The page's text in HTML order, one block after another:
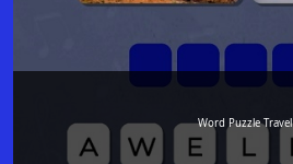
Word Puzzle Travel